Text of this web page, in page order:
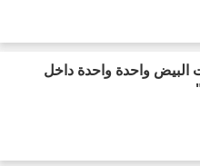
واحدة واحدة داخل